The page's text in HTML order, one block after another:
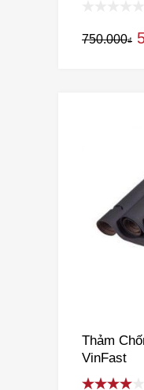
750.000₫
Thảm
VinFast